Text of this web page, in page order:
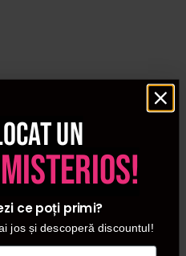
un
ce poți primi?
jos și descoperă discountul!